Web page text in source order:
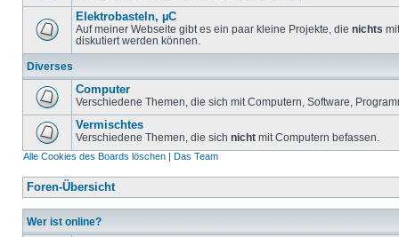
Elektrobasteln, µC
Auf meiner Webseite gibt es ein paar kleine Projekte, die nichts
diskutiert werden können.
Diverses
Computer
Verschiedene Themen, die sich mit Computern, Software,
Vermischtes
Verschiedene Themen, die sich nicht mit Computern befassen.
Alle Cookies des Boards löschen | Das Team
Foren-Übersicht
Wer ist online?